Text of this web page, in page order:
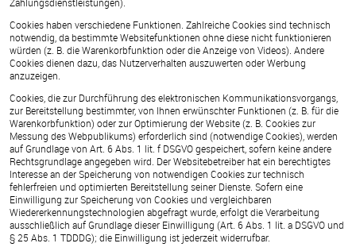
Cookies haben verschiedene Funktionen. Zahlreiche Cookies sind technisch
notwendig, da bestimmte Websitefunktionen ohne diese nicht funktionieren
würden (z. B. die Warenkorbfunktion oder die Anzeige von Videos). Andere
Cookies dienen dazu, das Nutzerverhalten auszuwerten oder Werbung
anzuzeigen.
Cookies, die zur Durchführung des elektronischen Kommunikationsvorgangs,
zur Bereitstellung bestimmter, von Ihnen erwünschter Funktionen (z. B. für die
Warenkorbfunktion) oder zur Optimierung der Website (z. B. Cookies zur
Messung des Webpublikums) erforderlich sind (notwendige Cookies), werden
auf Grundlage von Art. 6 Abs. 1 lit. f DSGVO gespeichert, sofern keine andere
Rechtsgrundlage angegeben wird. Der Websitebetreiber hat ein berechtigtes
Interesse an der Speicherung von notwendigen Cookies zur technisch
fehlerfreien und optimierten Bereitstellung seiner Dienste. Sofern eine
Einwilligung zur Speicherung von Cookies und vergleichbaren
Wiedererkennungstechnologien abgefragt wurde, erfolgt die Verarbeitung
ausschließlich auf Grundlage dieser Einwilligung (Art. 6 Abs. 1 lit. a DSGVO und
§ 25 Abs. 1 TDDDG); die Einwilligung ist jederzeit widerrufbar.